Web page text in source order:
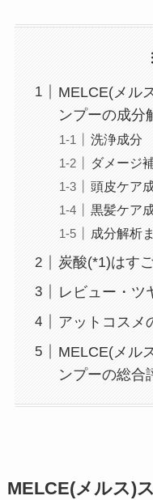
MELCE(メル
ンプーの成分
洗浄成分
ダメージ
頭皮ケア
黒髪ケア
成分解析
炭酸(*1)はすご
レビュー・ツ
アットコスメ
MELCE(メル
ンプーの総合
MELCE(メルス)